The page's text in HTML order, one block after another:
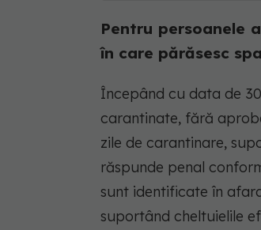
Pentru persoanele
în care părăsesc
Începând cu data de
carantinate, fără
zile de carantinare,
răspunde penal
sunt identificate în
suportând cheltuielile